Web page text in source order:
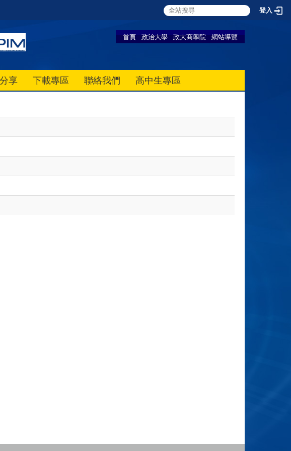
登入
首頁 政治大學 政大商學院 網站導覽
享 下載專區 聯絡我們 高中生專區